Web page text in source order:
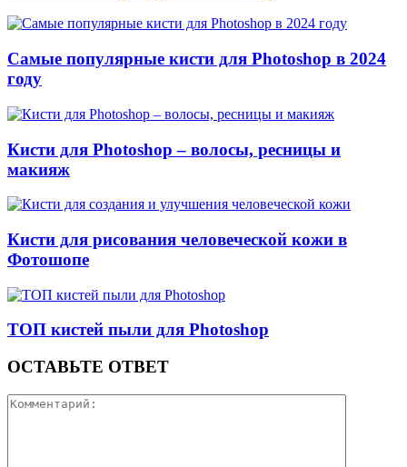
Самые популярные кисти для Photoshop в 2024
году
Кисти для Photoshop – волосы, ресницы и
макияж
Кисти для рисования человеческой кожи в
Фотошопе
ТОП кистей пыли для Photoshop
ОСТАВЬТЕ ОТВЕТ